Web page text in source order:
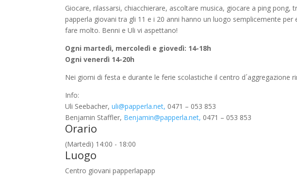
Giocare, rilassarsi, chiacchierare, ascoltare musica, giocare a ping
papperla giovani tra gli 11 e i 20 anni hanno un luogo semplicemente
fare molto. Benni e Uli vi aspettano!
Ogni martedì, mercoledì e giovedì: 14-18h
Ogni venerdì 14-20h
Nei giorni di festa e durante le ferie scolastiche il centro d´aggregazione
Info:
Uli Seebacher,uli@papperla.net, 0471 – 053 853
Benjamin Staffler, Benjamin@papperla.net, 0471 – 053 853
Orario
(Martedi) 14:00 - 18:00
Luogo
Centro giovani papperlapapp